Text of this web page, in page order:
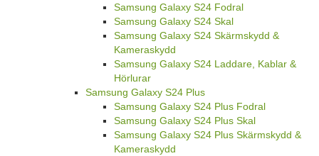
Samsung Galaxy S24 Fodral
Samsung Galaxy S24 Skal
Samsung Galaxy S24 Skärmskydd &
Kameraskydd
Samsung Galaxy S24 Laddare, Kablar &
Hörlurar
Samsung Galaxy S24 Plus
Samsung Galaxy S24 Plus Fodral
Samsung Galaxy S24 Plus Skal
Samsung Galaxy S24 Plus Skärmskydd &
Kameraskydd